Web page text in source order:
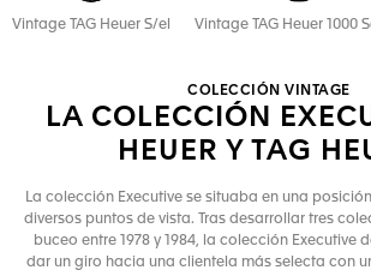
Vintage TAG Heuer S/el Vintage TAG Heuer 1000
COLECCIÓN VINTAGE
LA COLECCIÓN
HEUER Y TAG
La colección Executive se situaba en una
diversos puntos de vista. Tras desarrollar tres
buceo entre 1978 y 1984, la colección Executive
dar un giro hacia una clientela más selecta con